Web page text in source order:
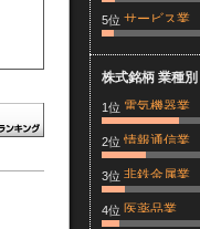
5位 サービス業
株式銘柄 業種別
1位 電気機器業
2位 情報通信業
3位 非鉄金属業
4位 医薬品業